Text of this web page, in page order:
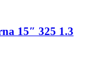
15″ 325 1.3